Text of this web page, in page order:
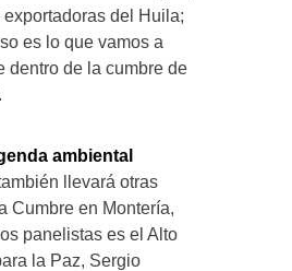
exportadoras del Huila;
es lo que vamos a
dentro de la cumbre de
ambiental
llevará otras
Cumbre en Montería,
panelistas es el Alto
la Paz, Sergio